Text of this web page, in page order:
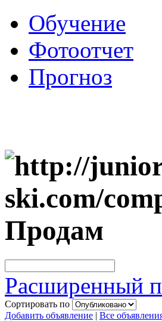
Обучение
Фотоотчет
Прогноз
Продам
Расширенный
Сортировать по
Добавить объявление | Все